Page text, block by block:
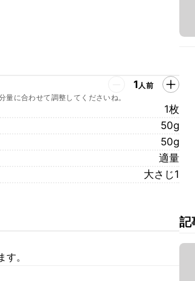
1人前
に合わせて調整してくださいね。
1枚
50g
50g
適量
大さじ1
。
記